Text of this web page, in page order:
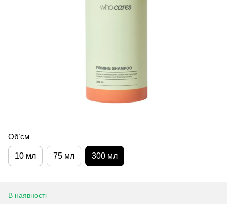
Обʼєм
10 мл 75 мл 300 мл
В наявності